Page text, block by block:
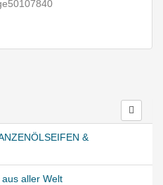
&
aus aller Welt